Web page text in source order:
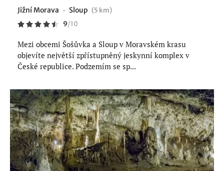
Jižní Morava Sloup (5 km)
9/10
Mezi obcemi Šošůvka a Sloup v Moravském krasu
objevíte největší zpřístupněný jeskynní komplex v
České republice. Podzemím se sp...